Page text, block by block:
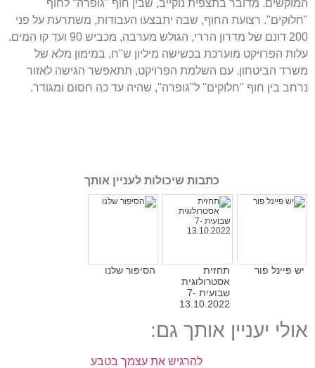
המוקשים. מדובר בתצפית נוקייב, שבין חוף "גופרה" לחוף
"חלוקים". רצועת החוף, שבה יתבצעו העבודות, משתרעת על פני
200 דונם של מדרון הררי, הגולש מערבה, מכביש 90 ועד קו המים.
עלות הפרויקט מוערכת בכשישה מיליון ש"ח, במימון מלא של
משרד הביטחון. עם השלמת הפרויקט, תתאפשר הגישה לאזור
נרחב בין חוף "חלוקים" ל"גופרה", שהיה עד כה חסום ומגודר.
כתבות שיכולות לעניין אותך
יש פיינל פור
תחזית
אסטרולוגית
שבועית 7-
13.10.2022
הסיפור שלנו
אולי יעניין אותך גם:
להרגיש את עצמך בטבע